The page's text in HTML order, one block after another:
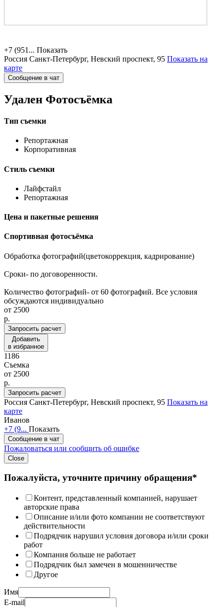
+7 (951... Показать
Россия Санкт-Петербург, Невский проспект, 95 Показать на
карте
Сообщение в чат
Удален Фотосъёмка
Тип съемки
Репортажная
Корпоративная
Стиль съемки
Лайфстайл
Репортажная
Цена и пакетные решения
Спортивная фотосъёмка
Обработка фотографий(цветокоррекция, кадрирование)
Сроки- по договоренности.
Количество фотографий- от 60 фотографий. Все условия
обсуждаются индивидуально
от 2500
p.
Запросить расчет
Добавить
в избранное
1186
Съемка
от 2500
p.
Запросить расчет
Россия Санкт-Петербург, Невский проспект, 95 Показать на
карте
Иванов
+7 (9... Показать
Сообщение в чат
Пожаловаться или сообщить об ошибке
Close
Пожалуйста, уточните причину обращения*
Контент, представленный компанией, нарушает
авторские права
Описание и/или фото компании не соответствуют
действительности
Подрядчик нарушил условия договора и/или сроки
работ
Компания больше не работает
Подрядчик был замечен в мошенничестве
Другое
Имя
E-mail